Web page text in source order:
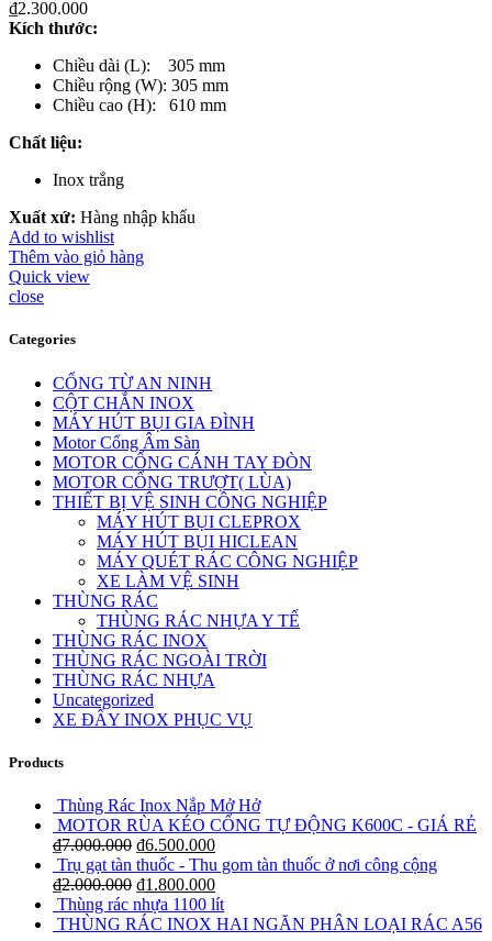
₫2.300.000
Kích thước:
Chiều dài (L): 305 mm
Chiều rộng (W): 305 mm
Chiều cao (H): 610 mm
Chất liệu:
Inox trắng
Xuất xứ: Hàng nhập khẩu
Add to wishlist
Thêm vào giỏ hàng
Quick view
close
Categories
CỔNG TỪ AN NINH
CỘT CHẮN INOX
MÁY HÚT BỤI GIA ĐÌNH
Motor Cổng Âm Sàn
MOTOR CỔNG CÁNH TAY ĐÒN
MOTOR CỔNG TRƯỢT( LÙA)
THIẾT BỊ VỆ SINH CÔNG NGHIỆP
MÁY HÚT BỤI CLEPROX
MÁY HÚT BỤI HICLEAN
MÁY QUÉT RÁC CÔNG NGHIỆP
XE LÀM VỆ SINH
THÙNG RÁC
THÙNG RÁC NHỰA Y TẾ
THÙNG RÁC INOX
THÙNG RÁC NGOÀI TRỜI
THÙNG RÁC NHỰA
Uncategorized
XE ĐẨY INOX PHỤC VỤ
Products
Thùng Rác Inox Nắp Mở Hở
MOTOR RÙA KÉO CỔNG TỰ ĐỘNG K600C - GIÁ RẺ
₫7.000.000 ₫6.500.000
Trụ gạt tàn thuốc - Thu gom tàn thuốc ở nơi công cộng
₫2.000.000 ₫1.800.000
Thùng rác nhựa 1100 lít
THÙNG RÁC INOX HAI NGĂN PHÂN LOẠI RÁC A56